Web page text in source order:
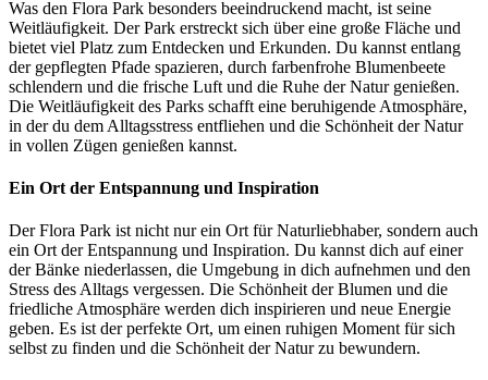
Was den Flora Park besonders beeindruckend macht, ist seine
Weitläufigkeit. Der Park erstreckt sich über eine große Fläche und
bietet viel Platz zum Entdecken und Erkunden. Du kannst entlang
der gepflegten Pfade spazieren, durch farbenfrohe Blumenbeete
schlendern und die frische Luft und die Ruhe der Natur genießen.
Die Weitläufigkeit des Parks schafft eine beruhigende Atmosphäre,
in der du dem Alltagsstress entfliehen und die Schönheit der Natur
in vollen Zügen genießen kannst.
Ein Ort der Entspannung und Inspiration
Der Flora Park ist nicht nur ein Ort für Naturliebhaber, sondern auch
ein Ort der Entspannung und Inspiration. Du kannst dich auf einer
der Bänke niederlassen, die Umgebung in dich aufnehmen und den
Stress des Alltags vergessen. Die Schönheit der Blumen und die
friedliche Atmosphäre werden dich inspirieren und neue Energie
geben. Es ist der perfekte Ort, um einen ruhigen Moment für sich
selbst zu finden und die Schönheit der Natur zu bewundern.